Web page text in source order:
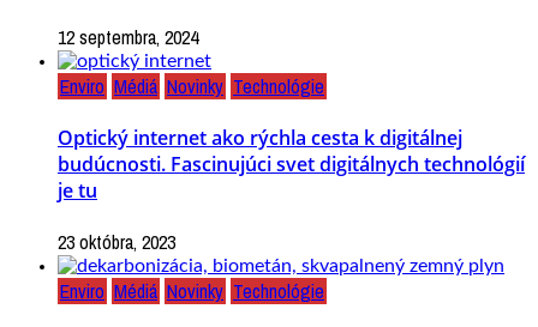
12 septembra, 2024
Enviro Médiá Novinky Technológie
Optický internet ako rýchla cesta k digitálnej
budúcnosti. Fascinujúci svet digitálnych technológií
je tu
23 októbra, 2023
Enviro Médiá Novinky Technológie